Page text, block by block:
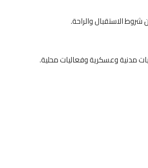
الاستقبال والراحة.
مدنية وعسكرية وفعاليات محلية.